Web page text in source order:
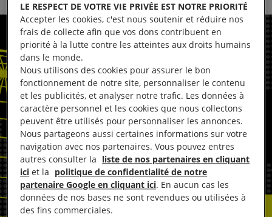
LE RESPECT DE VOTRE VIE PRIVÉE EST NOTRE PRIORITÉ
Accepter les cookies, c'est nous soutenir et réduire nos
frais de collecte afin que vos dons contribuent en
priorité à la lutte contre les atteintes aux droits humains
dans le monde.
Nous utilisons des cookies pour assurer le bon
fonctionnement de notre site, personnaliser le contenu
et les publicités, et analyser notre trafic. Les données à
caractère personnel et les cookies que nous collectons
peuvent être utilisés pour personnaliser les annonces.
Nous partageons aussi certaines informations sur votre
navigation avec nos partenaires. Vous pouvez entres
autres consulter la liste de nos partenaires en cliquant
ici et la politique de confidentialité de notre
partenaire Google en cliquant ici. En aucun cas les
données de nos bases ne sont revendues ou utilisées à
des fins commerciales.